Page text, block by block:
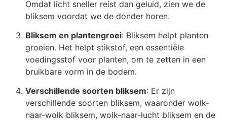
Omdat licht sneller reist dan geluid, zien we de
bliksem voordat we de donder horen.
Bliksem en plantengroei: Bliksem helpt planten
groeien. Het helpt stikstof, een essentiële
voedingsstof voor planten, om te zetten in een
bruikbare vorm in de bodem.
Verschillende soorten bliksem: Er zijn
verschillende soorten bliksem, waaronder wolk-
naar-wolk bliksem, wolk-naar-lucht bliksem en de